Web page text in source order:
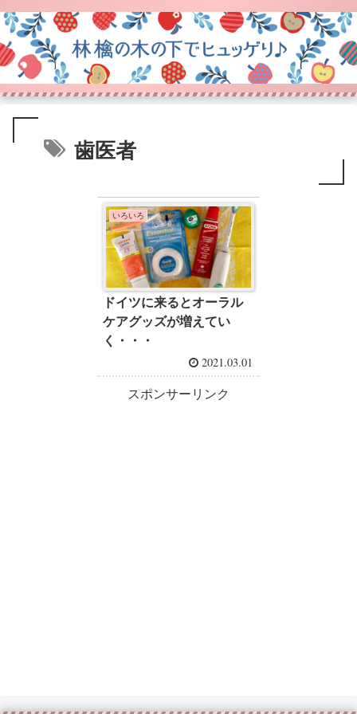
歯医者
いろいろ
ドイツに来るとオーラル
ケアグッズが増えてい
く・・・
2021.03.01
スポンサーリンク